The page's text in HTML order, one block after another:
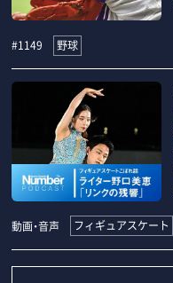
#1149 野球
動画・音声 フィギュアスケート